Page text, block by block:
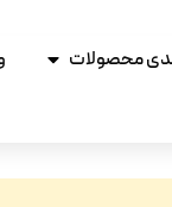
محصولات